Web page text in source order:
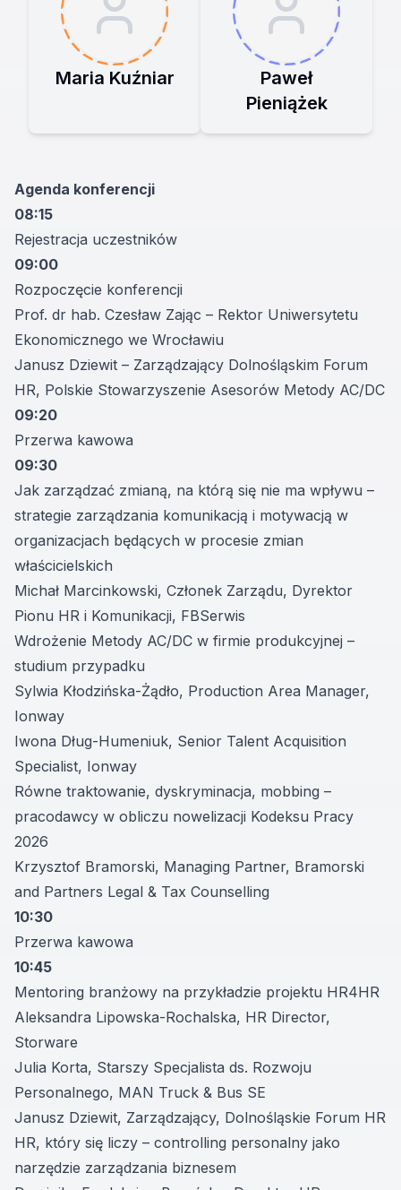
Maria Kuźniar
Paweł
Pieniążek
Agenda konferencji
08:15
Rejestracja uczestników
09:00
Rozpoczęcie konferencji
Prof. dr hab. Czesław Zając – Rektor Uniwersytetu
Ekonomicznego we Wrocławiu
Janusz Dziewit – Zarządzający Dolnośląskim Forum
HR, Polskie Stowarzyszenie Asesorów Metody AC/DC
09:20
Przerwa kawowa
09:30
Jak zarządzać zmianą, na którą się nie ma wpływu –
strategie zarządzania komunikacją i motywacją w
organizacjach będących w procesie zmian
właścicielskich
Michał Marcinkowski, Członek Zarządu, Dyrektor
Pionu HR i Komunikacji, FBSerwis
Wdrożenie Metody AC/DC w firmie produkcyjnej –
studium przypadku
Sylwia Kłodzińska-Żądło, Production Area Manager,
Ionway
Iwona Dług-Humeniuk, Senior Talent Acquisition
Specialist, Ionway
Równe traktowanie, dyskryminacja, mobbing –
pracodawcy w obliczu nowelizacji Kodeksu Pracy
2026
Krzysztof Bramorski, Managing Partner, Bramorski
and Partners Legal & Tax Counselling
10:30
Przerwa kawowa
10:45
Mentoring branżowy na przykładzie projektu HR4HR
Aleksandra Lipowska-Rochalska, HR Director,
Storware
Julia Korta, Starszy Specjalista ds. Rozwoju
Personalnego, MAN Truck & Bus SE
Janusz Dziewit, Zarządzający, Dolnośląskie Forum HR
HR, który się liczy – controlling personalny jako
narzędzie zarządzania biznesem